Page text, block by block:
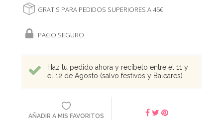
GRATIS PARA PEDIDOS SUPERIORES A 45€
PAGO SEGURO
Haz tu pedido ahora y recíbelo entre el 11 y
el 12 de Agosto (salvo festivos y Baleares)
AÑADIR A MIS FAVORITOS